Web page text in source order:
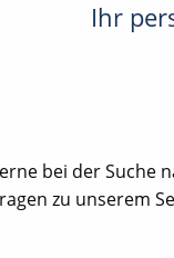
Ihr
bei der Suche
zu unserem